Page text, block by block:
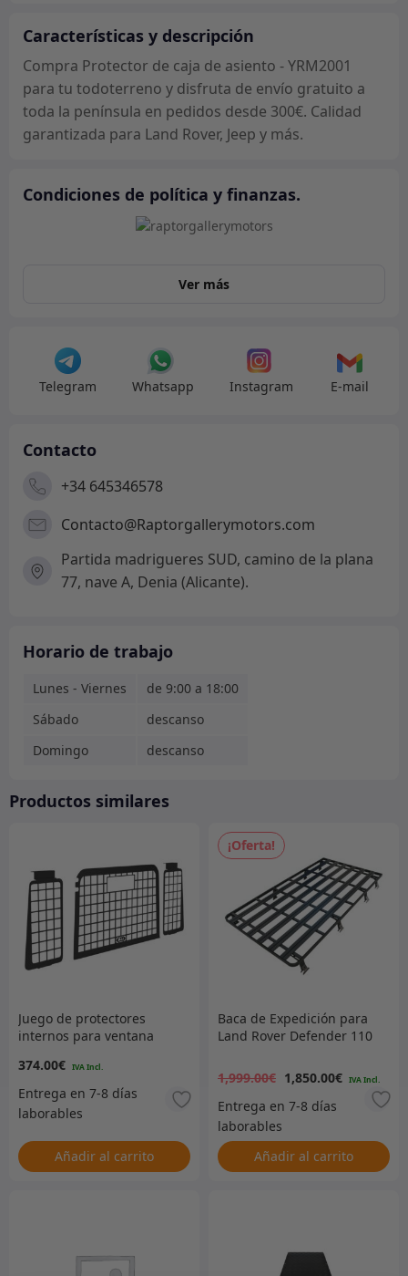
cantidad
Características y descripción
Compra Protector de caja de asiento - YRM2001
para tu todoterreno y disfruta de envío gratuito a
toda la península en pedidos desde 300€. Calidad
garantizada para Land Rover, Jeep y más.
Condiciones de política y finanzas.
Ver más
Telegram Whatsapp Instagram E-mail
Contacto
+34 645346578
Contacto@Raptorgallerymotors.com
Partida madrigueres SUD, camino de la plana
77, nave A, Denia (Alicante).
Horario de trabajo
Lunes - Viernes
de 9:00 a 18:00
Sábado
descanso
Domingo
descanso
Productos similares
Juego de protectores
internos para ventana
374.00€
Añadir al carrito
¡Oferta!
Baca de Expedición para
Land Rover Defender 110
1,999.00€
precio
original
1,850.00€
Añadir al carrito